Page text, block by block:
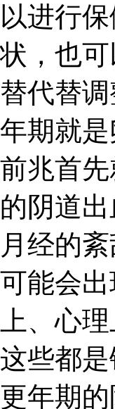
以进行
状，也
替代替调
年期就
前兆首
的阴道
月经的
可能会
上、心
这些都
更年期